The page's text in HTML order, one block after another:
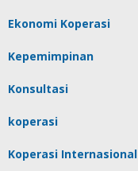
Ekonomi Koperasi
Kepemimpinan
Konsultasi
koperasi
Koperasi Internasional